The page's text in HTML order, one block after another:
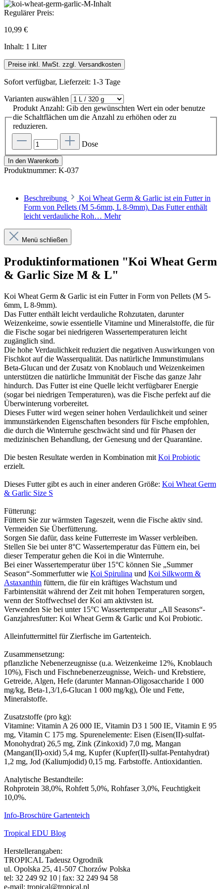
Regulärer Preis:
10,99 €
Inhalt: 1 Liter
Preise inkl. MwSt. zzgl. Versandkosten
Sofort verfügbar, Lieferzeit: 1-3 Tage
Varianten auswählen
Produkt Anzahl: Gib den gewünschten Wert ein oder benutze
die Schaltflächen um die Anzahl zu erhöhen oder zu
reduzieren.
Dose
In den Warenkorb
Produktnummer: K-037
Beschreibung
Koi Wheat Germ & Garlic ist ein Futter in
Form von Pellets (M 5-6mm, L 8-9mm). Das Futter enthält
leicht verdauliche Roh… Mehr
Menü schließen
Produktinformationen "Koi Wheat Germ
& Garlic Size M & L"
Koi Wheat Germ & Garlic ist ein Futter in Form von Pellets (M 5-
6mm, L 8-9mm).
Das Futter enthält leicht verdauliche Rohzutaten, darunter
Weizenkeime, sowie essentielle Vitamine und Mineralstoffe, die für
die Fische sogar bei niedrigeren Wassertemperaturen leicht
zugänglich sind.
Die hohe Verdaulichkeit reduziert die negativen Auswirkungen von
Fischkot auf die Wasserqualität. Das natürliche Immunstimulans
Beta-Glucan und der Zusatz von Knoblauch und Weizenkeimen
unterstützen die natürliche Immunität der Fische das ganze Jahr
hindurch. Das Futter ist eine Quelle leicht verfügbarer Energie
(sogar bei niedrigen Temperaturen), was die Fische perfekt auf die
Überwinterung vorbereitet.
Dieses Futter wird wegen seiner hohen Verdaulichkeit und seiner
immunstärkenden Eigenschaften besonders für Fische empfohlen,
die durch die Winterruhe geschwächt sind und für Phasen der
medizinischen Behandlung, der Genesung und der Quarantäne.
Die besten Resultate werden in Kombination mit Koi Probiotic
erzielt.
Dieses Futter gibt es auch in einer anderen Größe: Koi Wheat Germ
& Garlic Size S
Fütterung:
Füttern Sie zur wärmsten Tageszeit, wenn die Fische aktiv sind.
Vermeiden Sie Überfütterung.
Sorgen Sie dafür, dass keine Futterreste im Wasser verbleiben.
Stellen Sie bei unter 8°C Wassertemperatur das Füttern ein, bei
dieser Temperatur gehen die Koi in die Winterruhe.
Bei einer Wassertemperatur über 15°C können Sie „Summer
Season“-Sommerfutter wie Koi Spirulina und Koi Silkworm &
Astaxanthin füttern, die für ein kräftiges Wachstum und
Farbintensität während der Zeit mit hohen Temperaturen sorgen,
wenn der Stoffwechsel der Koi am aktivsten ist.
Verwenden Sie bei unter 15°C Wassertemperatur „All Seasons“-
Ganzjahresfutter: Koi Wheat Germ & Garlic und Koi Probiotic.
Alleinfuttermittel für Zierfische im Gartenteich.
Zusammensetzung:
pflanzliche Nebenerzeugnisse (u.a. Weizenkeime 12%, Knoblauch
10%), Fisch und Fischnebenerzeugnisse, Weich- und Krebstiere,
Getreide, Algen, Hefe (darunter Mannan-Oligosaccharide 1 000
mg/kg, Beta-1,3/1,6-Glucan 1 000 mg/kg), Öle und Fette,
Mineralstoffe.
Zusatzstoffe (pro kg):
Vitamine: Vitamin A 26 000 IE, Vitamin D3 1 500 IE, Vitamin E 95
mg, Vitamin C 175 mg. Spurenelemente: Eisen (Eisen(II)-sulfat-
Monohydrat) 26,5 mg, Zink (Zinkoxid) 7,0 mg, Mangan
(Mangan(II)-oxid) 5,4 mg, Kupfer (Kupfer(II)-sulfat-Pentahydrat)
1,2 mg, Jod (Kaliumjodid) 0,15 mg. Farbstoffe. Antioxidantien.
Analytische Bestandteile:
Rohprotein 38,0%, Rohfett 5,0%, Rohfaser 3,0%, Feuchtigkeit
10,0%.
Info-Broschüre Gartenteich
Tropical EDU Blog
Herstellerangaben:
TROPICAL Tadeusz Ogrodnik
ul. Opolska 25, 41-507 Chorzów Polska
tel: 32 249 92 10 | fax: 32 249 94 58
e-mail: tropical@tropical.pl